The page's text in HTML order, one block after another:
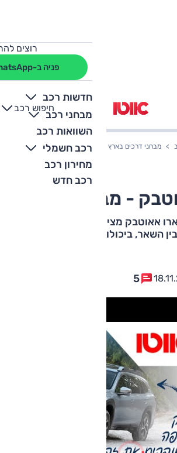
רוצים
פניה ב-WhatsApp
חדשות רכב
מבחני רכב
השוואות רכב
רכב חשמלי
מחירון רכב
רכב חדש
חיפוש רכב
+
-
מבחני דרכים בארץ סובארו אאוטבק - מבחן דרכים
- מבחן דרכים
אאוטבק מציע אותה נוסחה כמו
השאר, ביכולות שלו בשטח. ושם הוא
5